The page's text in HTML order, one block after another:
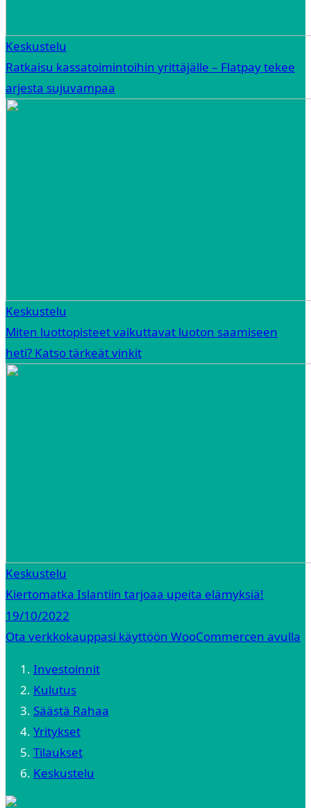
Keskustelu
Ratkaisu kassatoimintoihin yrittäjälle – Flatpay tekee
arjesta sujuvampaa
Keskustelu
Miten luottopisteet vaikuttavat luoton saamiseen
heti? Katso tärkeät vinkit
Keskustelu
Kiertomatka Islantiin tarjoaa upeita elämyksiä!
19/10/2022
Ota verkkokauppasi käyttöön WooCommercen avulla
Investoinnit
Kulutus
Säästä Rahaa
Yritykset
Tilaukset
Keskustelu